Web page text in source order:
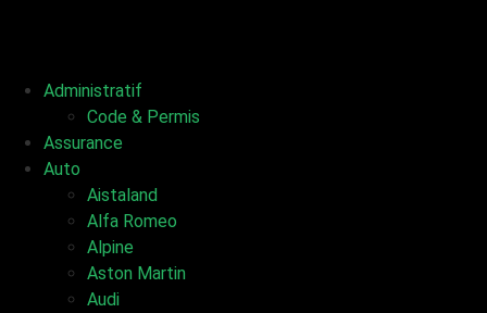
Administratif
Code & Permis
Assurance
Auto
Aistaland
Alfa Romeo
Alpine
Aston Martin
Audi